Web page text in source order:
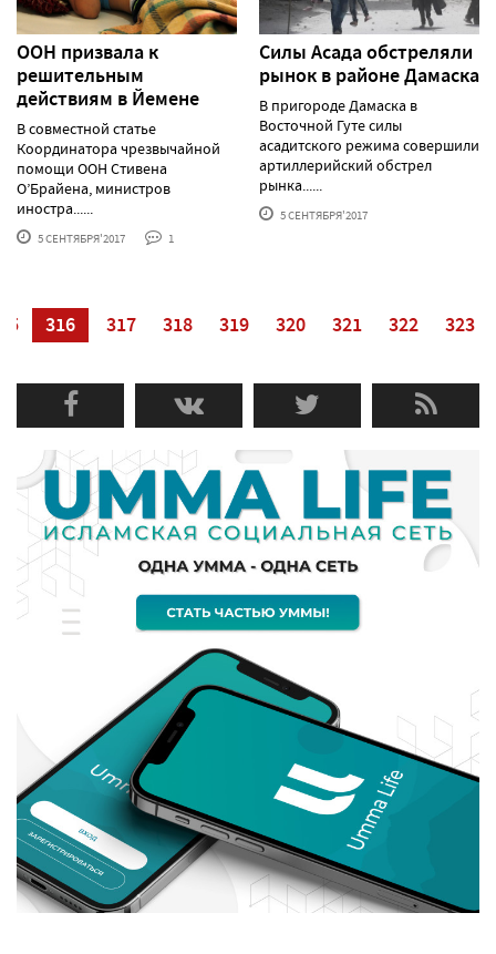
ООН призвала к
решительным
действиям в Йемене
В совместной статье
Координатора чрезвычайной
помощи ООН Стивена
О’Брайена, министров
иностра......
5 СЕНТЯБРЯ'2017 1
Силы Асада обстреляли
рынок в районе Дамаска
В пригороде Дамаска в
Восточной Гуте силы
асадитского режима совершили
артиллерийский обстрел
рынка......
5 СЕНТЯБРЯ'2017
316 317 318 319 320 321 322 323